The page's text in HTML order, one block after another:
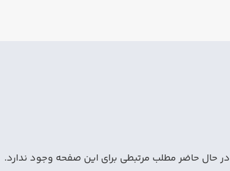
در حال حاضر مطلب مرتبطی برای این صفحه وجود ندارد.